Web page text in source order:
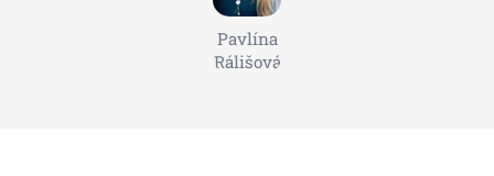
Pavlína
Rálišová